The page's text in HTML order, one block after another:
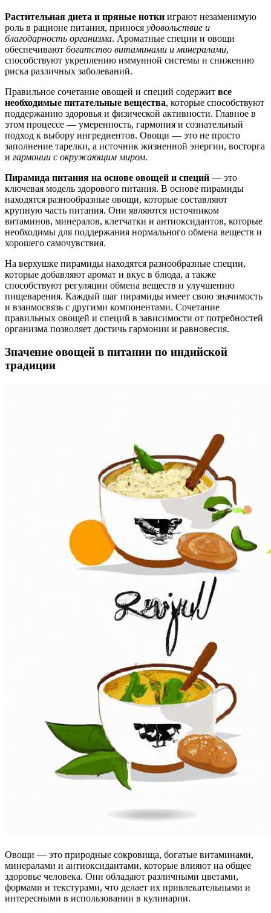
Растительная диета и пряные нотки играют незаменимую
роль в рационе питания, принося удовольствие и
благодарность организма. Ароматные специи и овощи
обеспечивают богатство витаминами и минералами,
способствуют укреплению иммунной системы и снижению
риска различных заболеваний.
Правильное сочетание овощей и специй содержит все
необходимые питательные вещества, которые способствуют
поддержанию здоровья и физической активности. Главное в
этом процессе — умеренность, гармония и сознательный
подход к выбору ингредиентов. Овощи — это не просто
заполнение тарелки, а источник жизненной энергии, восторга
и гармонии с окружающим миром.
Пирамида питания на основе овощей и специй — это
ключевая модель здорового питания. В основе пирамиды
находятся разнообразные овощи, которые составляют
крупную часть питания. Они являются источником
витаминов, минералов, клетчатки и антиоксидантов, которые
необходимы для поддержания нормального обмена веществ и
хорошего самочувствия.
На верхушке пирамиды находятся разнообразные специи,
которые добавляют аромат и вкус в блюда, а также
способствуют регуляции обмена веществ и улучшению
пищеварения. Каждый шаг пирамиды имеет свою значимость
и взаимосвязь с другими компонентами. Сочетание
правильных овощей и специй в зависимости от потребностей
организма позволяет достичь гармонии и равновесия.
Значение овощей в питании по индийской
традиции
Овощи — это природные сокровища, богатые витаминами,
минералами и антиоксидантами, которые влияют на общее
здоровье человека. Они обладают различными цветами,
формами и текстурами, что делает их привлекательными и
интересными в использовании в кулинарии.